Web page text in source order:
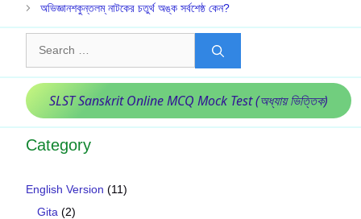
অভিজ্ঞানশকুন্তলম্ নাটকের চতুর্থ অঙ্ক সর্বশেষ্ঠ কেন?
for:
SLST Sanskrit Online MCQ Mock Test (অধ্যায় ভিত্তিক)
Category
English Version (11)
Gita (2)